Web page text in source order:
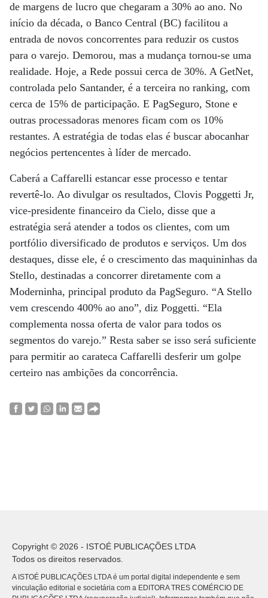
de margens de lucro que chegaram a 30% ao ano. No
início da década, o Banco Central (BC) facilitou a
entrada de novos concorrentes para reduzir os custos
para o varejo. Demorou, mas a mudança tornou-se uma
realidade. Hoje, a Rede possui cerca de 30%. A GetNet,
controlada pelo Santander, é a terceira no ranking, com
cerca de 15% de participação. E PagSeguro, Stone e
outras processadoras menores ficam com os 10%
restantes. A estratégia de todas elas é buscar abocanhar
negócios pertencentes à líder de mercado.
Caberá a Caffarelli estancar esse processo e tentar
revertê-lo. Ao divulgar os resultados, Clovis Poggetti Jr,
vice-presidente financeiro da Cielo, disse que a
estratégia será atender a todos os clientes, com um
portfólio diversificado de produtos e serviços. Um dos
destaques, disse ele, é o crescimento das maquininhas da
Stello, destinadas a concorrer diretamente com a
Moderninha, principal produto da PagSeguro. “A Stello
vem crescendo 400% ao ano”, diz Poggetti. “Ela
complementa nossa oferta de valor para todos os
segmentos do varejo.” Resta saber se isso será suficiente
para permitir ao carateca Caffarelli desferir um golpe
certeiro nas ambições da concorrência.
Copyright © 2026 - ISTOÉ PUBLICAÇÕES LTDA
Todos os direitos reservados.
A ISTOÉ PUBLICAÇÕES LTDA é um portal digital independente e sem
vinculação editorial e societária com a EDITORA TRES COMÉRCIO DE